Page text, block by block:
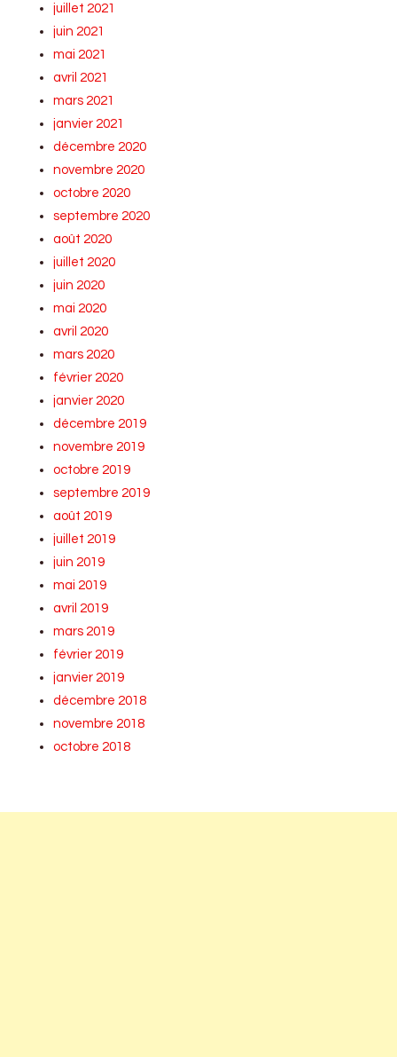
juillet 2021
juin 2021
mai 2021
avril 2021
mars 2021
janvier 2021
décembre 2020
novembre 2020
octobre 2020
septembre 2020
août 2020
juillet 2020
juin 2020
mai 2020
avril 2020
mars 2020
février 2020
janvier 2020
décembre 2019
novembre 2019
octobre 2019
septembre 2019
août 2019
juillet 2019
juin 2019
mai 2019
avril 2019
mars 2019
février 2019
janvier 2019
décembre 2018
novembre 2018
octobre 2018